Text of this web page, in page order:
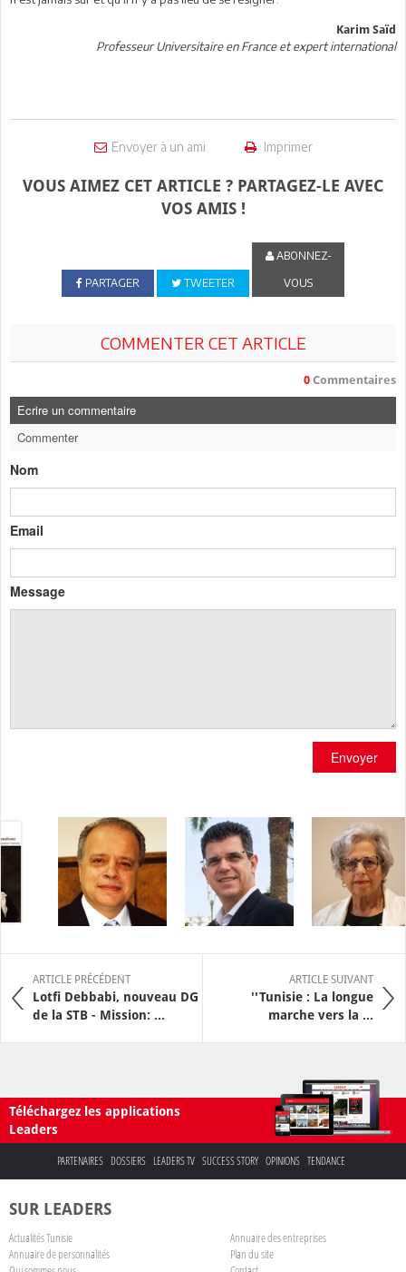
Karim Saïd
Professeur Universitaire en France et expert international
Envoyer à un ami Imprimer
VOUS AIMEZ CET ARTICLE ? PARTAGEZ-LE AVEC
VOS AMIS !
PARTAGER TWEETER
ABONNEZ-
VOUS
COMMENTER CET ARTICLE
0 Commentaires
Ecrire un commentaire
Commenter
Nom
Email
Message
Envoyer
ARTICLE PRÉCÉDENT
Lotfi Debbabi, nouveau DG
de la STB - Mission: ...
ARTICLE SUIVANT
''Tunisie : La longue
marche vers la ...
Téléchargez les applications
Leaders
PARTENAIRES DOSSIERS LEADERS TV SUCCESS STORY OPINIONS TENDANCE
SUR LEADERS
Actualités Tunisie
Annuaire des entreprises
Annuaire de personnalités
Plan du site